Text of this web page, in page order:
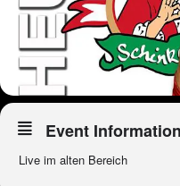
Event
Live im alten Bereich